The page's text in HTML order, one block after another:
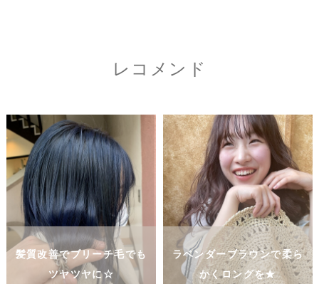
レコメンド
髪質改善でブリーチ毛でも
ツヤツヤに☆
ラベンダーブラウンで柔ら
かくロングを★